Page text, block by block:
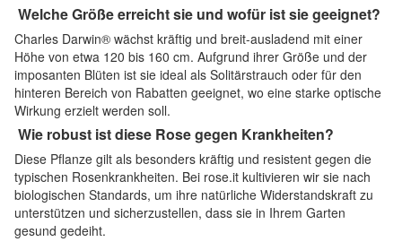
Welche Größe erreicht sie und wofür ist sie geeignet?
Charles Darwin® wächst kräftig und breit-ausladend mit einer
Höhe von etwa 120 bis 160 cm. Aufgrund ihrer Größe und der
imposanten Blüten ist sie ideal als Solitärstrauch oder für den
hinteren Bereich von Rabatten geeignet, wo eine starke optische
Wirkung erzielt werden soll.
Wie robust ist diese Rose gegen Krankheiten?
Diese Pflanze gilt als besonders kräftig und resistent gegen die
typischen Rosenkrankheiten. Bei rose.it kultivieren wir sie nach
biologischen Standards, um ihre natürliche Widerstandskraft zu
unterstützen und sicherzustellen, dass sie in Ihrem Garten
gesund gedeiht.